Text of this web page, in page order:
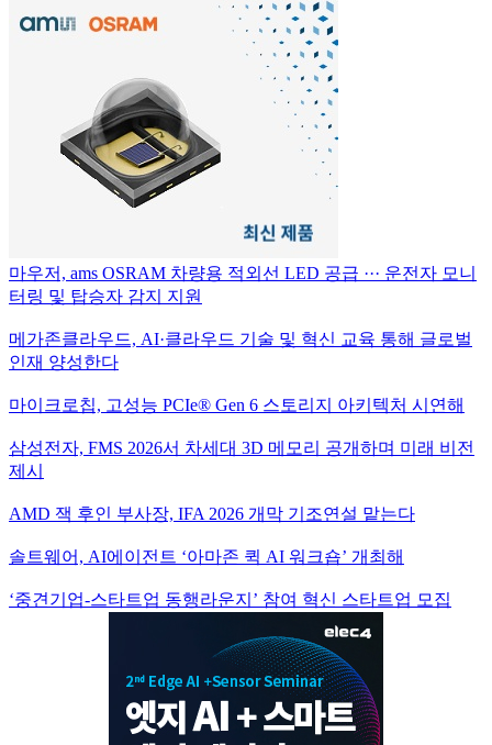
마우저, ams OSRAM 차량용 적외선 LED 공급 ··· 운전자 모니
터링 및 탑승자 감지 지원
메가존클라우드, AI·클라우드 기술 및 혁신 교육 통해 글로벌
인재 양성한다
마이크로칩, 고성능 PCIe® Gen 6 스토리지 아키텍처 시연해
삼성전자, FMS 2026서 차세대 3D 메모리 공개하며 미래 비전
제시
AMD 잭 후인 부사장, IFA 2026 개막 기조연설 맡는다
솔트웨어, AI에이전트 ‘아마존 퀵 AI 워크숍’ 개최해
‘중견기업-스타트업 동행라운지’ 참여 혁신 스타트업 모집